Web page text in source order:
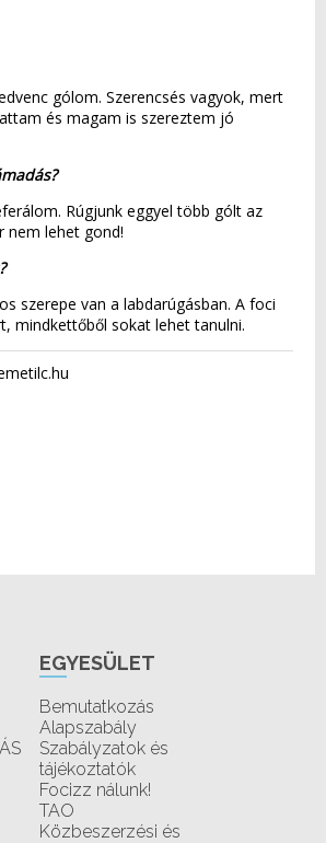
gólom. Szerencsés vagyok, mert
és magam is szereztem jó
Rúgjunk eggyel több gólt az
nem lehet gond!
szerepe van a labdarúgásban. A foci
mindkettőből sokat lehet tanulni.
EGYESÜLET
Bemutatkozás
Alapszabály
Szabályzatok és
tájékoztatók
Focizz nálunk!
TAO
Közbeszerzési és